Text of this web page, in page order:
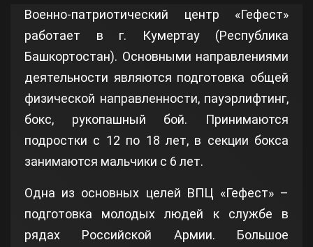
Военно-патриотический центр «Гефест»
работает в г. Кумертау (Республика
Башкортостан). Основными направлениями
деятельности являются подготовка общей
физической направленности, пауэрлифтинг,
бокс, рукопашный бой. Принимаются
подростки с 12 по 18 лет, в секции бокса
занимаются мальчики с 6 лет.
Одна из основных целей ВПЦ «Гефест» –
подготовка молодых людей к службе в
рядах Российской Армии. Большое